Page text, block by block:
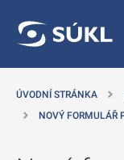
ÚVODNÍ STRÁNKA
NOVÝ FORMULÁŘ